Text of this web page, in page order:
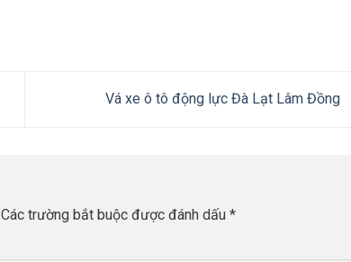
Vá xe ô tô động lực Đà Lạt Lâm Đồng
Các trường bắt buộc được đánh dấu *